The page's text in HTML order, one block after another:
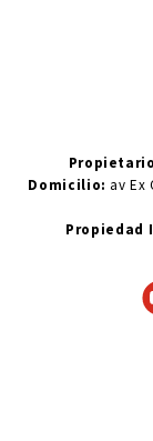
Domicilio: av Ex
Propiedad